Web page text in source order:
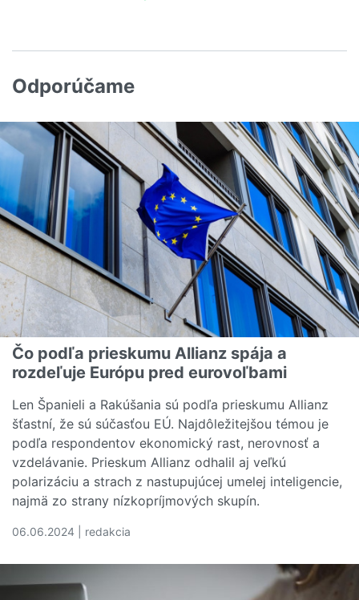
Odporúčame
Čo podľa prieskumu Allianz spája a
rozdeľuje Európu pred eurovoľbami
Len Španieli a Rakúšania sú podľa prieskumu Allianz
šťastní, že sú súčasťou EÚ. Najdôležitejšou témou je
podľa respondentov ekonomický rast, nerovnosť a
vzdelávanie. Prieskum Allianz odhalil aj veľkú
polarizáciu a strach z nastupujúcej umelej inteligencie,
najmä zo strany nízkopríjmových skupín.
06.06.2024 | redakcia